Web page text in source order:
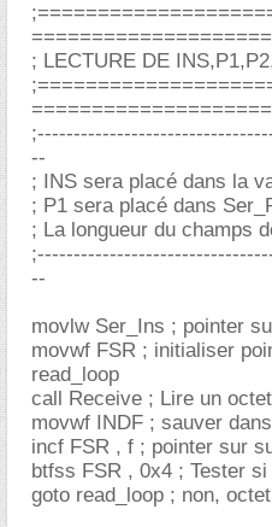
; LECTURE DE
--
; INS sera placé dans la
; P1 sera placé dans
; La longueur du champs
--
movlw Ser_Ins ; pointer
movwf FSR ; initialiser
read_loop
call Receive ; Lire un octet
movwf INDF ; sauver
incf FSR , f ; pointer sur
btfss FSR , 0x4 ; Tester
goto read_loop ; non,